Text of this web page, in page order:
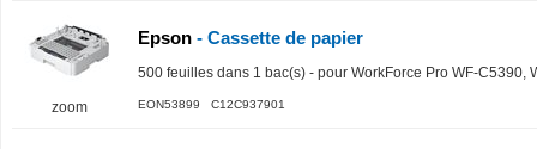
zoom
Epson - Cassette de papier
500 feuilles dans 1 bac(s) - pour WorkForce Pro WF-C5390,
EON53899 C12C937901